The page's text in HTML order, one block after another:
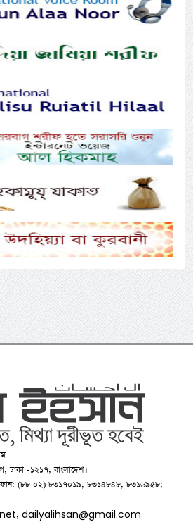
ঢাকা -১২১৭, বাংলাদেশ।
(৮৮ ০২) ৮৩১৭০১৯, ৮৩১৪৮৪৮, ৮৩১৬৯৫৮;
,dailyalihsan@gmail.com